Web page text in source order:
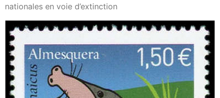
nationales en voie d’extinction